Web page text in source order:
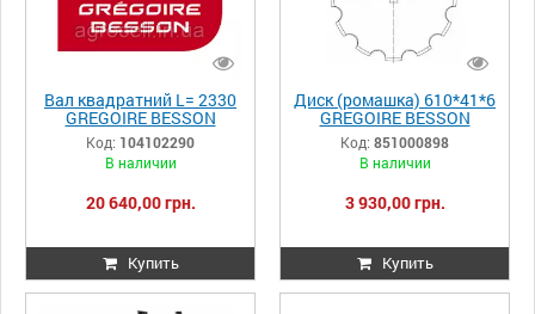
Вал квадратний L= 2330
GREGOIRE BESSON
104102290
Код: 104102290
В наличии
20 640,00 грн.
Купить
Диск (ромашка) 610*41*6
GREGOIRE BESSON
851000898
Код: 851000898
В наличии
3 930,00 грн.
Купить